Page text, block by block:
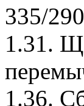
335/
1.31.
1.36.